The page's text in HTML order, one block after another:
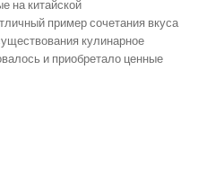
на китайской
пример сочетания вкуса
кулинарное
и приобретало ценные